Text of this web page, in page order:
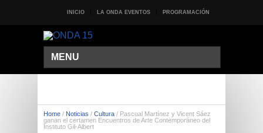
INICIO LA ONDA EVENTOS PROGRAMACIÓN
MENU
Home / Noticias / Cultura / Pascual Martínez y Vicent Sáez
ganan el certamen Encuentros de Arte Contemporáneo del
Instituto Gil-Albert